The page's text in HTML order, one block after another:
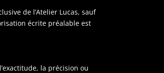
de l’Atelier Lucas, sauf
écrite préalable est
la précision ou